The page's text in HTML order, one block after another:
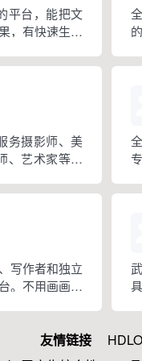
平台，能把文
，有快速生成
字等工具。
务摄影师、美
、艺术家等人
参考。
写作者和独立
。不用画画基
友情链接